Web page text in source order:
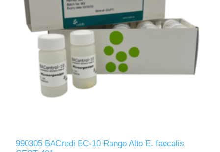
990305 BACredi BC-10 Rango Alto E. faecalis